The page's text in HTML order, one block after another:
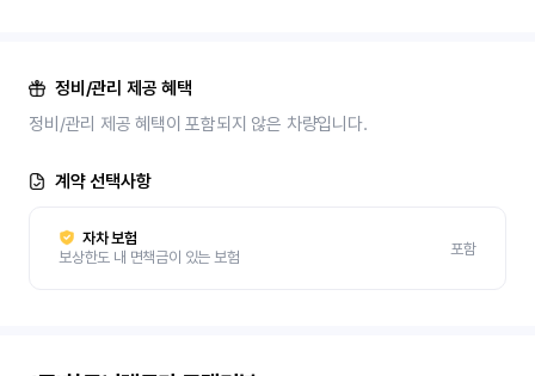
정비/관리 제공 혜택
정비/관리 제공 혜택이 포함되지 않은 차량입니다.
계약 선택사항
자차 보험
보상한도 내 면책금이 있는 보험
포함